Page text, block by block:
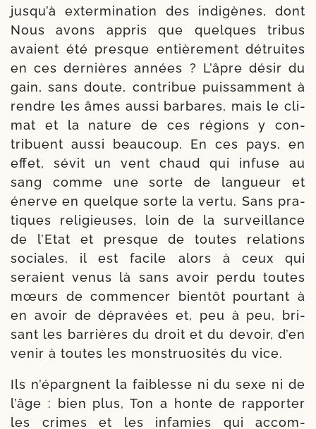
jusqu’à exter­mi­na­tion des indi­gènes, dont
Nous avons appris que quelques tri­bus
avaient été presque entiè­re­ment détruites
en ces der­nières années ? L’âpre désir du
gain, sans doute, contri­bue puis­sam­ment à
rendre les âmes aus­si bar­bares, mais le cli­
mat et la nature de ces régions y con­
tribuent aus­si beau­coup. En ces pays, en
effet, sévit un vent chaud qui infuse au
sang comme une sorte de lan­gueur et
énerve en quelque sorte la ver­tu. Sans pra­
tiques reli­gieuses, loin de la sur­veillance
de l’Etat et presque de toutes rela­tions
sociales, il est facile alors à ceux qui
seraient venus là sans avoir per­du toutes
mœurs de com­men­cer bien­tôt pour­tant à
en avoir de dépra­vées et, peu à peu, bri­
sant les bar­rières du droit et du devoir, d’en
venir à toutes les mons­truo­si­tés du vice.
Ils n’épargnent la fai­blesse ni du sexe ni de
l’âge : bien plus, Ton a honte de rap­por­ter
les crimes et les infa­mies qui accom­